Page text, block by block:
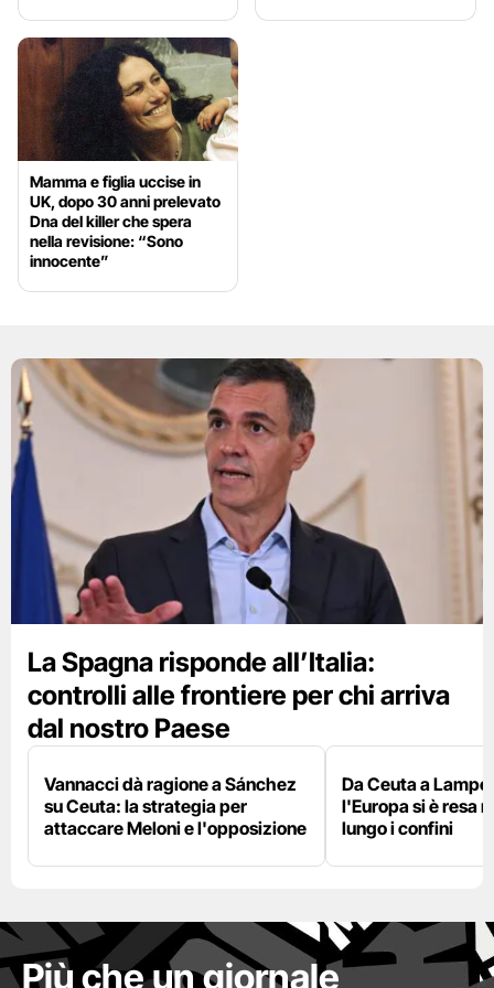
Mamma e figlia uccise in
UK, dopo 30 anni prelevato
Dna del killer che spera
nella revisione: “Sono
innocente”
La Spagna risponde all’Italia:
controlli alle frontiere per chi arriva
dal nostro Paese
Vannacci dà ragione a Sánchez
su Ceuta: la strategia per
attaccare Meloni e l'opposizione
Da Ceuta a
l'Europa si è resa
lungo i confini
Più che un giornale